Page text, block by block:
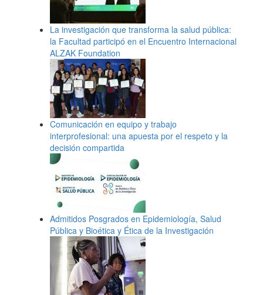
La investigación que transforma la salud pública:
la Facultad participó en el Encuentro Internacional
ALZAK Foundation
Comunicación en equipo y trabajo
interprofesional: una apuesta por el respeto y la
decisión compartida
Admitidos Posgrados en Epidemiología, Salud
Pública y Bioética y Ética de la Investigación